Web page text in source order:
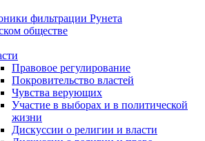
фильтрации Рунета
обществе
Правовое регулирование
Покровительство властей
Чувства верующих
Участие в выборах и в политической
жизни
Дискуссии о религии и власти